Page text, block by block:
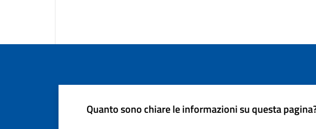
Quanto sono chiare le informazioni su questa